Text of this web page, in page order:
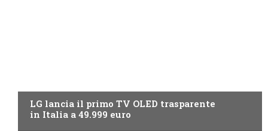
LG lancia il primo TV OLED trasparente
in Italia a 49.999 euro